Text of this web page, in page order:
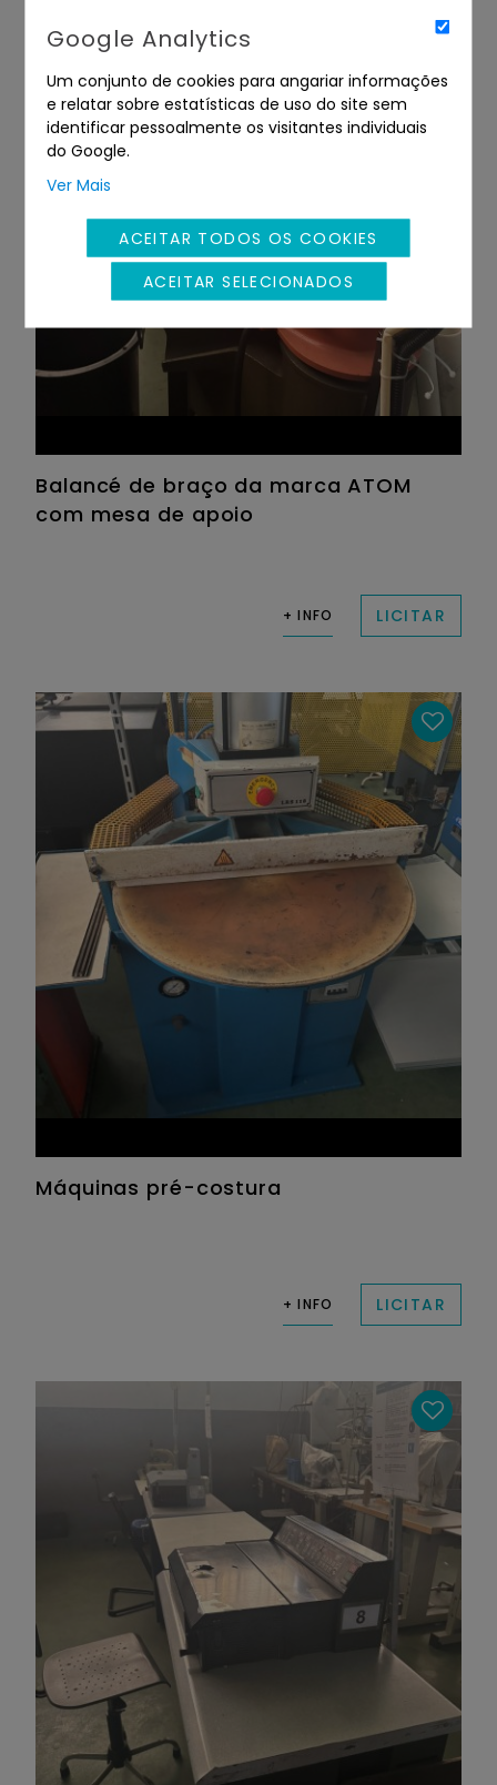
Google Analytics
Um conjunto de cookies para angariar informações
e relatar sobre estatísticas de uso do site sem
identificar pessoalmente os visitantes individuais
do Google.
Ver Mais
ACEITAR TODOS OS COOKIES
ACEITAR SELECIONADOS
Balancé de braço da marca ATOM
com mesa de apoio
+ INFO LICITAR
Máquinas pré-costura
+ INFO LICITAR